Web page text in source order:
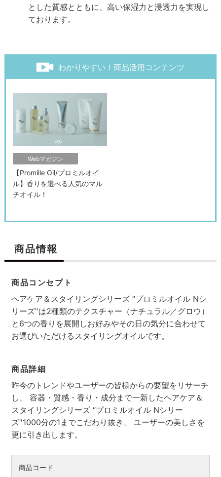
とした質感とともに、高い保湿力と浸透力を実現し
ております。
わかりやすい！商品活用コンテンツ
Webマガジン
【Promille Oil/プロミルオイ
ル】香りを選べる人気のマル
チオイル！
商品情報
商品コンセプト
ヘアケア＆スタイリングシリーズ “プロミルオイル Nシ
リーズ’'は2種類のテクスチャー（ナチュラル／グロウ）
と6つの香りを展開しお好みやその日の気分に合わせて
お選びいただけるスタイリングオイルです。
商品詳細
昨今のトレンドやユーザーの皆様からの要望をリサーチ
し、 容器・質感・香り・成分まで一新したヘアケア＆
スタイリングシリーズ “プロミルオイル Nシリー
ズ’'1000分の1までこだわり抜き、 ユーザーの美しさを
更に引き出します。
商品コード